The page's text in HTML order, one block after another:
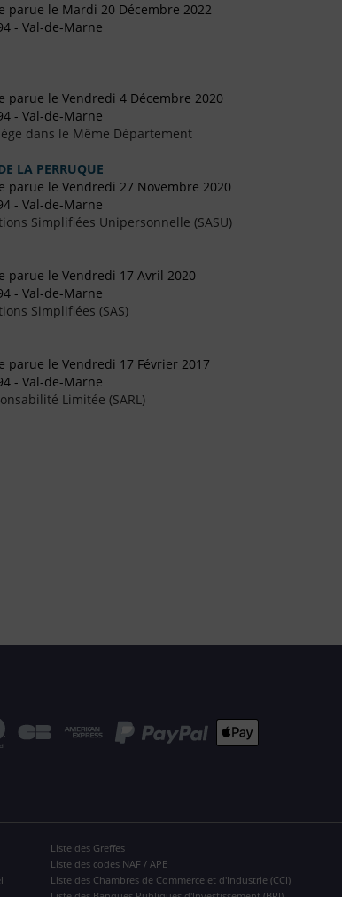
parue le Mardi 20 Décembre 2022
- Val-de-Marne
parue le Vendredi 4 Décembre 2020
- Val-de-Marne
dans le Même Département
LA PERRUQUE
parue le Vendredi 27 Novembre 2020
- Val-de-Marne
Simplifiées Unipersonnelle (SASU)
parue le Vendredi 17 Avril 2020
- Val-de-Marne
Simplifiées (SAS)
parue le Vendredi 17 Février 2017
- Val-de-Marne
Limitée (SARL)
Liste des Greffes
Liste des codes NAF / APE
Liste des Chambres de Commerce et d'Industrie (CCI)